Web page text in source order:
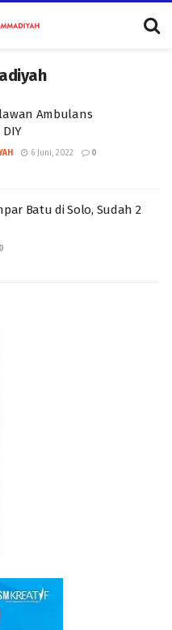
Ambulans
6 Juni, 2022 0
Batu di Solo, Sudah 2
0